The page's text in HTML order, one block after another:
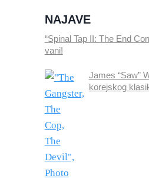
NAJAVE
“Spinal Tap II: The End
vani!
James “Saw”
korejskog